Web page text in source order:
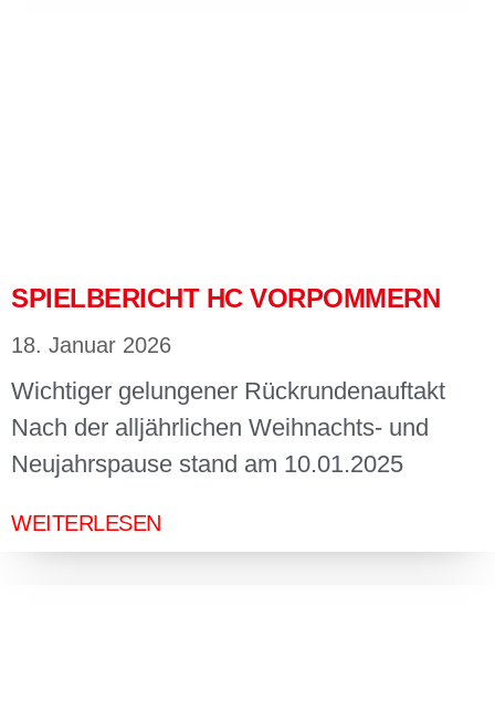
SPIELBERICHT HC VORPOMMERN
18. Januar 2026
Wichtiger gelungener Rückrundenauftakt
Nach der alljährlichen Weihnachts- und
Neujahrspause stand am 10.01.2025
WEITERLESEN